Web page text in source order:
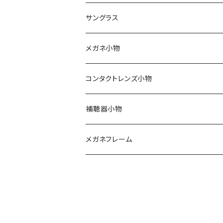
軽量フレーム
Silhouette（シルエット）
Line Art（ラインアート）
TITANOS（チタノス）
Darwinr（ダーウィン）
定期便
ワンデー
2ウィーク
ハードコンタクト
カラーコンタクト
サングラス
メガネ小物
期間限定！セリートとプレゼント用袋付き
スカッシー
花粉症対策
コンタクトレンズ小物
ハードコンタクトレンズ用
ソフトコンタクトレンズ用
補聴器小物
メガネフレーム